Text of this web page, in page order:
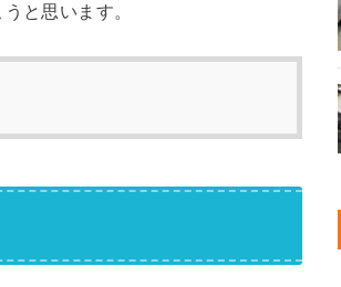
と思います。